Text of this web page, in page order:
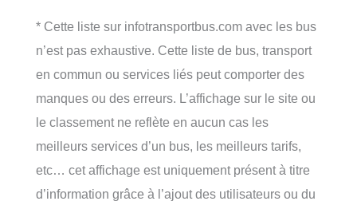
* Cette liste sur infotransportbus.com avec les bus
n’est pas exhaustive. Cette liste de bus, transport
en commun ou services liés peut comporter des
manques ou des erreurs. L’affichage sur le site ou
le classement ne reflète en aucun cas les
meilleurs services d’un bus, les meilleurs tarifs,
etc… cet affichage est uniquement présent à titre
d’information grâce à l’ajout des utilisateurs ou du